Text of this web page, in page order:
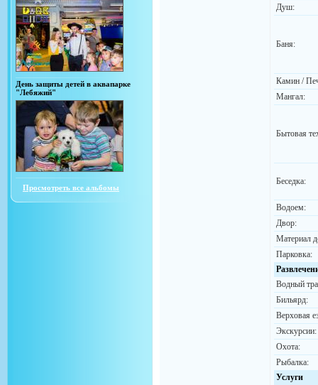
День защиты детей в аквапарке
"Лебяжий"
Просмотреть все альбомы
Душ:
Баня:
Камин /
Мангал:
Бытовая
Беседка:
Водоем:
Двор:
Материал
Парковка:
Водный
Бильярд:
Верховая
Экскурсии:
Охота:
Рыбалка:
Услуги